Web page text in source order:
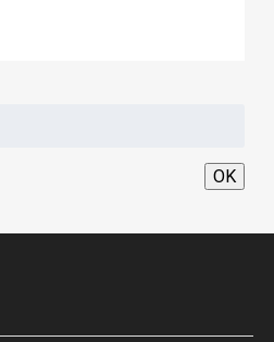
OK